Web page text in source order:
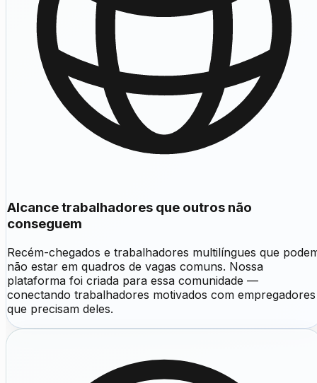
Alcance trabalhadores que outros não
conseguem
Recém-chegados e trabalhadores multilíngues que
não estar em quadros de vagas comuns. Nossa
plataforma foi criada para essa comunidade —
conectando trabalhadores motivados com empregadores
que precisam deles.